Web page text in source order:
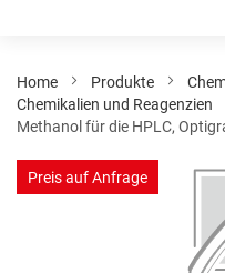
Inhalt
Home Produkte
Chemikalien und Reagenzien
Methanol für die HPLC,
Zum
Ende
Preis auf Anfrage